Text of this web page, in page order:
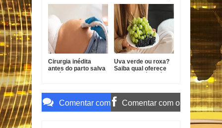
têmporas, alertam
especialistas
2026
Cirurgia inédita
antes do parto salva
Uva verde ou roxa?
Saiba qual oferece
Comentar com Comentar com o